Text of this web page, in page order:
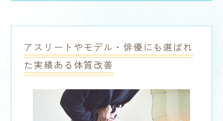
アスリートやモデル・俳優にも選ばれ
た実績ある体質改善